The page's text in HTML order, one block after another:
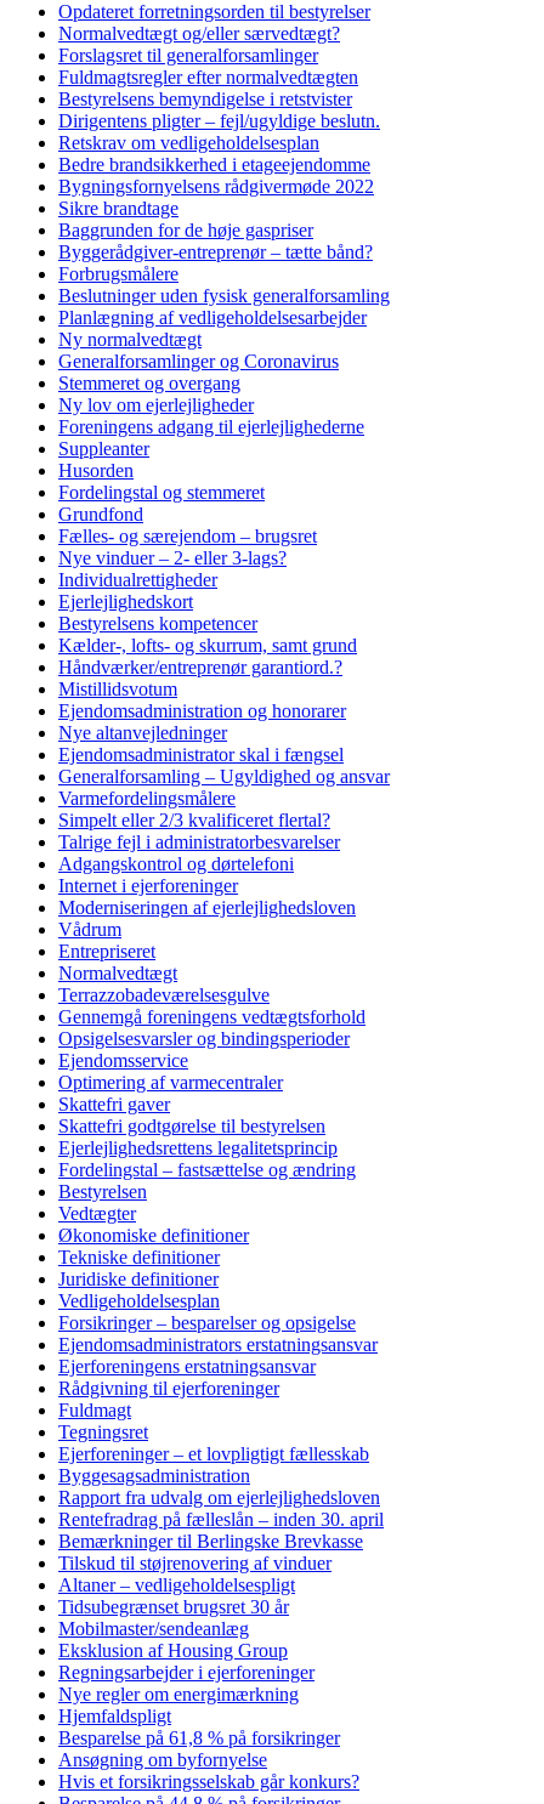
Opdateret forretningsorden til bestyrelser
Normalvedtægt og/eller særvedtægt?
Forslagsret til generalforsamlinger
Fuldmagtsregler efter normalvedtægten
Bestyrelsens bemyndigelse i retstvister
Dirigentens pligter – fejl/ugyldige beslutn.
Retskrav om vedligeholdelsesplan
Bedre brandsikkerhed i etageejendomme
Bygningsfornyelsens rådgivermøde 2022
Sikre brandtage
Baggrunden for de høje gaspriser
Byggerådgiver-entreprenør – tætte bånd?
Forbrugsmålere
Beslutninger uden fysisk generalforsamling
Planlægning af vedligeholdelsesarbejder
Ny normalvedtægt
Generalforsamlinger og Coronavirus
Stemmeret og overgang
Ny lov om ejerlejligheder
Foreningens adgang til ejerlejlighederne
Suppleanter
Husorden
Fordelingstal og stemmeret
Grundfond
Fælles- og særejendom – brugsret
Nye vinduer – 2- eller 3-lags?
Individualrettigheder
Ejerlejlighedskort
Bestyrelsens kompetencer
Kælder-, lofts- og skurrum, samt grund
Håndværker/entreprenør garantiord.?
Mistillidsvotum
Ejendomsadministration og honorarer
Nye altanvejledninger
Ejendomsadministrator skal i fængsel
Generalforsamling – Ugyldighed og ansvar
Varmefordelingsmålere
Simpelt eller 2/3 kvalificeret flertal?
Talrige fejl i administratorbesvarelser
Adgangskontrol og dørtelefoni
Internet i ejerforeninger
Moderniseringen af ejerlejlighedsloven
Vådrum
Entrepriseret
Normalvedtægt
Terrazzobadeværelsesgulve
Gennemgå foreningens vedtægtsforhold
Opsigelsesvarsler og bindingsperioder
Ejendomsservice
Optimering af varmecentraler
Skattefri gaver
Skattefri godtgørelse til bestyrelsen
Ejerlejlighedsrettens legalitetsprincip
Fordelingstal – fastsættelse og ændring
Bestyrelsen
Vedtægter
Økonomiske definitioner
Tekniske definitioner
Juridiske definitioner
Vedligeholdelsesplan
Forsikringer – besparelser og opsigelse
Ejendomsadministrators erstatningsansvar
Ejerforeningens erstatningsansvar
Rådgivning til ejerforeninger
Fuldmagt
Tegningsret
Ejerforeninger – et lovpligtigt fællesskab
Byggesagsadministration
Rapport fra udvalg om ejerlejlighedsloven
Rentefradrag på fælleslån – inden 30. april
Bemærkninger til Berlingske Brevkasse
Tilskud til støjrenovering af vinduer
Altaner – vedligeholdelsespligt
Tidsubegrænset brugsret 30 år
Mobilmaster/sendeanlæg
Eksklusion af Housing Group
Regningsarbejder i ejerforeninger
Nye regler om energimærkning
Hjemfaldspligt
Besparelse på 61,8 % på forsikringer
Ansøgning om byfornyelse
Hvis et forsikringsselskab går konkurs?